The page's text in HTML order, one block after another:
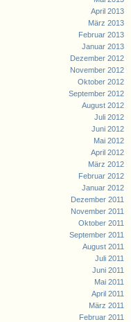
April 2013
März 2013
Februar 2013
Januar 2013
Dezember 2012
November 2012
Oktober 2012
September 2012
August 2012
Juli 2012
Juni 2012
Mai 2012
April 2012
März 2012
Februar 2012
Januar 2012
Dezember 2011
November 2011
Oktober 2011
September 2011
August 2011
Juli 2011
Juni 2011
Mai 2011
April 2011
März 2011
Februar 2011